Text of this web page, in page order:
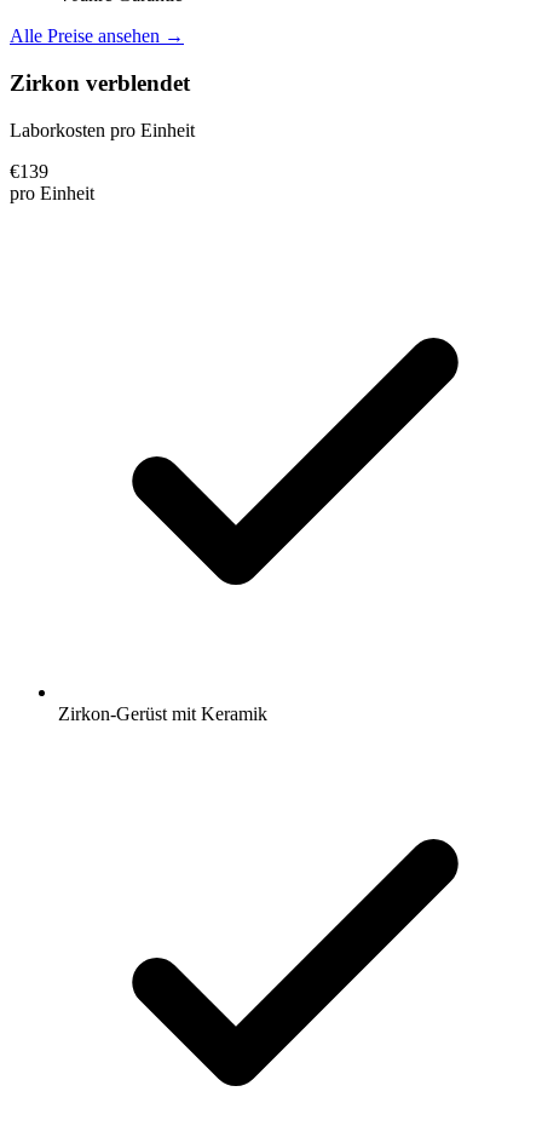
Alle Preise ansehen →
Zirkon verblendet
Laborkosten pro Einheit
€139
pro Einheit
Zirkon-Gerüst mit Keramik